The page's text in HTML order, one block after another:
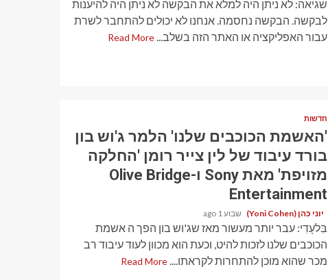
שגיאה: לא ניתן היה למלא את הבקשה לא ניתן היה להיענות
לבקשה. הבקשה נחסמה. אנחנו לא יכולים להתחבר לשרת
עבור האפליקציה או האתר הזה בשלב...Read More
חדשות
'האשמת הכוכבים שלנו' הלמר ג'וש בון
בורד עיבוד של לין צייר רומן 'החלקה
מזויפת' מאת Sony ו-Olive Bridge
Entertainment
יוני כהן (Yoni Cohen) שבוע 1 ago
בִּלעָדִי: עבר יותר מעשור מאז שג'וש בון הפך ה אשמת
הכוכבים שלנו לזכות להיט, וכעת הוא מכוון לעוד עיבוד רב
מכר שהוא מוכן להתחרות לקראתו....Read More